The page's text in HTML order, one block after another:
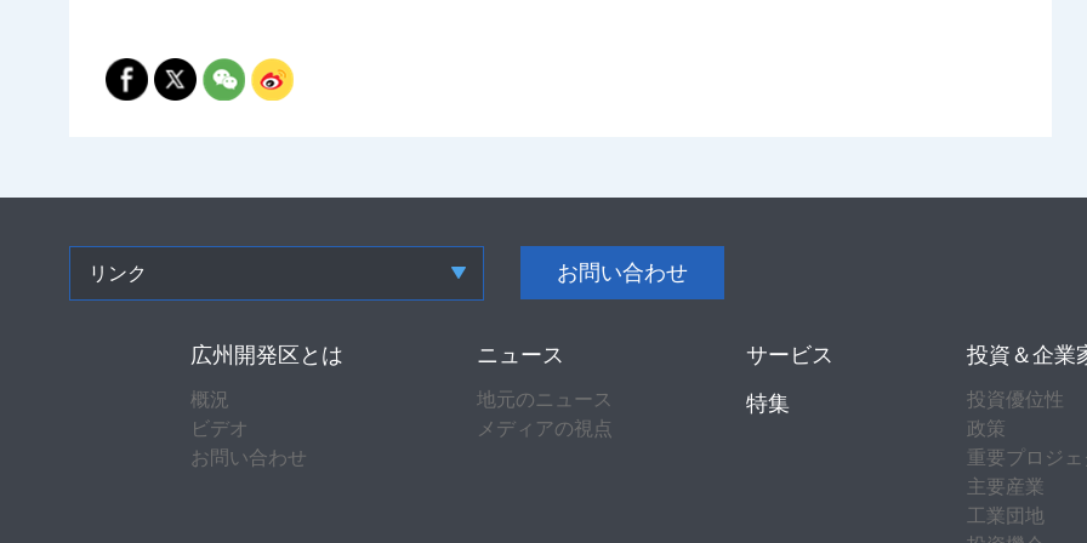
リンク お問い合わせ
広州開発区とは
概況
ビデオ
お問い合わせ
ニュース
地元のニュース
メディアの視点
サービス
特集
投資＆企業
投資優位性
政策
重要プロジェ
主要産業
工業団地